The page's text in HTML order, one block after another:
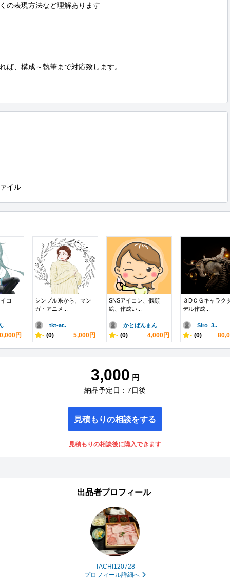
の表現方法など理解あります
ば、構成～執筆まで対応致します。
イル
コ
円
シンプル系から、マン
ガ・アニメ...
tkt-ar..
- (0) 5,000円
SNSアイコン、似顔
絵、作成い...
かとぱんまん
- (0) 4,000円
３DＣＧキャラク
デル作成...
Siro_3..
- (0)
3,000 円
納品予定日：7日後
見積もりの相談をする
見積もりの相談後に購入できます
出品者プロフィール
TACHI120728
プロフィール詳細へ